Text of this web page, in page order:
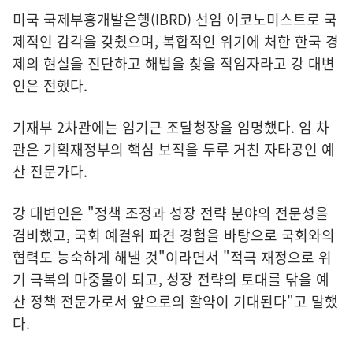
미국 국제부흥개발은행(IBRD) 선임 이코노미스트로 국
제적인 감각을 갖췄으며, 복합적인 위기에 처한 한국 경
제의 현실을 진단하고 해법을 찾을 적임자라고 강 대변
인은 전했다.
기재부 2차관에는 임기근 조달청장을 임명했다. 임 차
관은 기획재정부의 핵심 보직을 두루 거친 자타공인 예
산 전문가다.
강 대변인은 "정책 조정과 성장 전략 분야의 전문성을
겸비했고, 국회 예결위 파견 경험을 바탕으로 국회와의
협력도 능숙하게 해낼 것"이라면서 "적극 재정으로 위
기 극복의 마중물이 되고, 성장 전략의 토대를 닦을 예
산 정책 전문가로서 앞으로의 활약이 기대된다"고 말했
다.